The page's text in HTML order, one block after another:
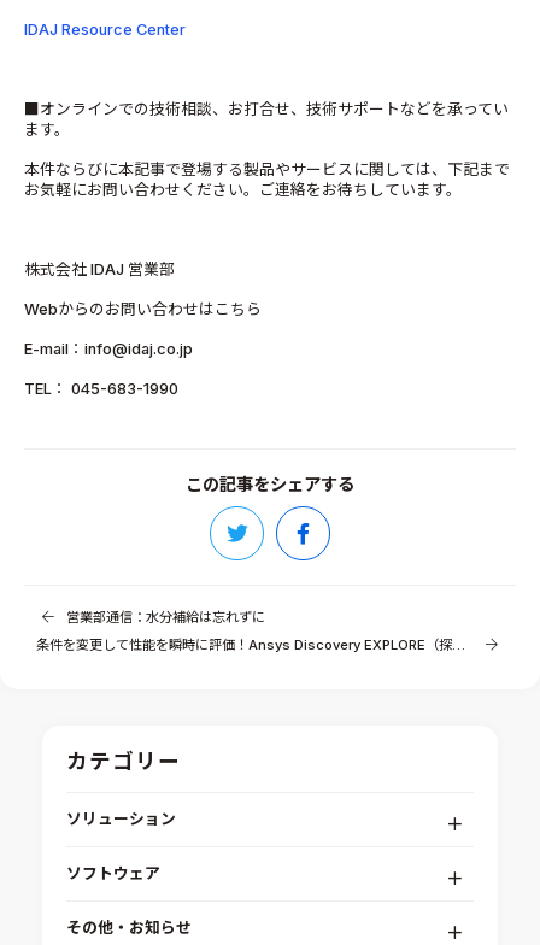
IDAJ Resource Center
■オンラインでの技術相談、お打合せ、技術サポートなどを承ってい
ます。
本件ならびに本記事で登場する製品やサービスに関しては、下記まで
お気軽にお問い合わせください。ご連絡をお待ちしています。
株式会社 IDAJ 営業部
Webからのお問い合わせはこちら
E-mail：info@idaj.co.jp
TEL： 045-683-1990
この記事をシェアする
営業部通信：水分補給は忘れずに
条件を変更して性能を瞬時に評価！Ansys Discovery EXPLORE（探索）ステージ
カテゴリー
ソリューション
組込みソフトウェア開発プラットフォーム
ソフトウェア
その他・お知らせ